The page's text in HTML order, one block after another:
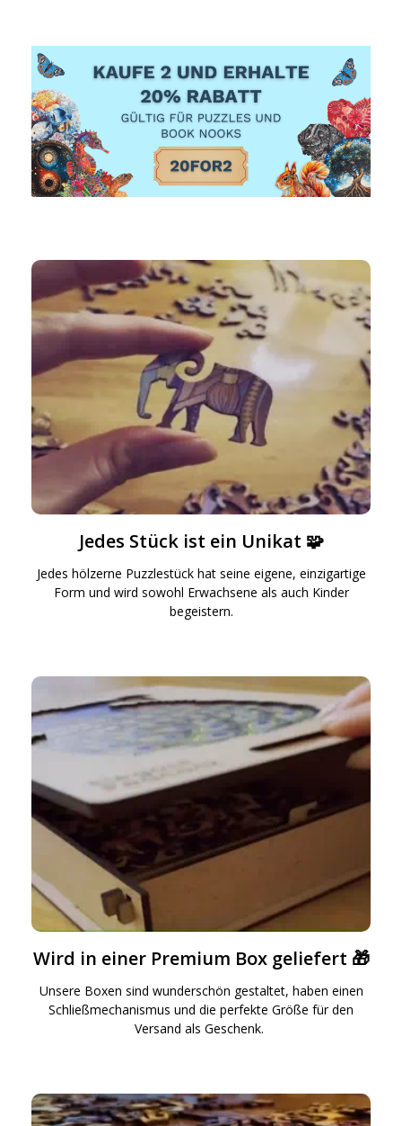
Jedes Stück ist ein Unikat 🧩
Jedes hölzerne Puzzlestück hat seine eigene, einzigartige
Form und wird sowohl Erwachsene als auch Kinder
begeistern.
Wird in einer Premium Box geliefert 🎁
Unsere Boxen sind wunderschön gestaltet, haben einen
Schließmechanismus und die perfekte Größe für den
Versand als Geschenk.